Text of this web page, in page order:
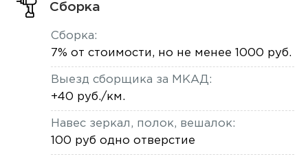
Сборка
Сборка:
7% от стоимости, но не менее 1000 руб.
Выезд сборщика за МКАД:
+40 руб./км.
Навес зеркал, полок, вешалок:
100 руб одно отверстие